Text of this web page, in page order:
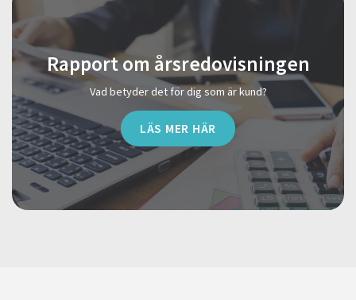
Rapport om årsredovisningen
Vad betyder det för dig som är kund?
LÄS MER HÄR